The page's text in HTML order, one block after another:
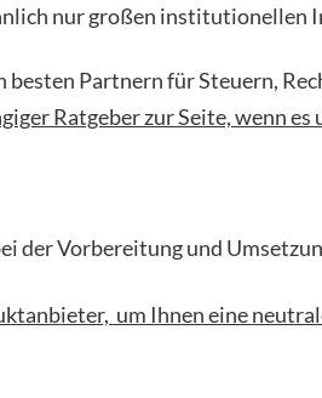
nur großen institutionellen
Partnern für Steuern,
Ratgeber zur Seite, wenn
der Vorbereitung und
um Ihnen eine